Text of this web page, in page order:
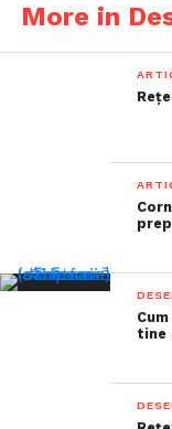
More in
tine